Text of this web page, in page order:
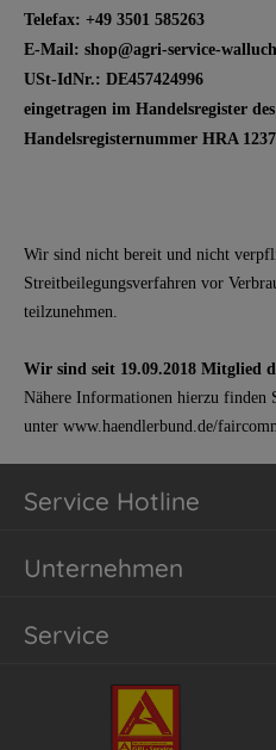
Telefax: +49 3501 585263
E-Mail: shop@agri-service-
USt-IdNr.: DE457424996
eingetragen im Handelsregister
Handelsregisternummer HRA
Wir sind nicht bereit und nicht
Streitbeilegungsverfahren vor
teilzunehmen.
Wir sind seit 19.09.2018 Mitglied
Nähere Informationen hierzu finden
unter www.haendlerbund.de/
Service Hotline
Unternehmen
Service